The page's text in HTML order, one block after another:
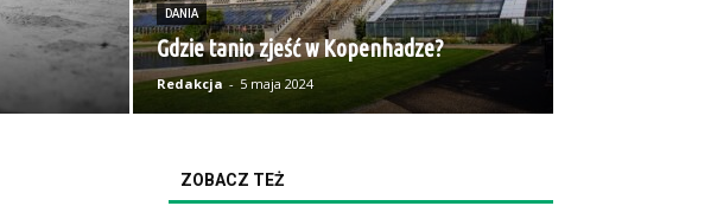
DANIA
Gdzie tanio zjeść w Kopenhadze?
Redakcja - 5 maja 2024
ZOBACZ TEŻ